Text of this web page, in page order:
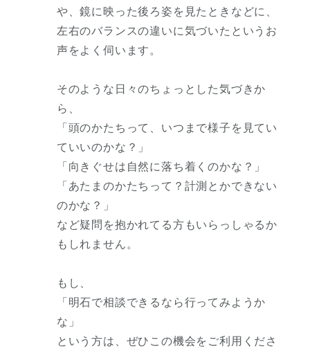
や、鏡に映った後ろ姿を見たときなどに、
左右のバランスの違いに気づいたというお
声をよく伺います。
そのような日々のちょっとした気づきか
ら、
「頭のかたちって、いつまで様子を見てい
ていいのかな？」
「向きぐせは自然に落ち着くのかな？」
「あたまのかたちって？計測とかできない
のかな？」
など疑問を抱かれてる方もいらっしゃるか
もしれません。
もし、
「明石で相談できるなら行ってみようか
な」
という方は、ぜひこの機会をご利用くださ